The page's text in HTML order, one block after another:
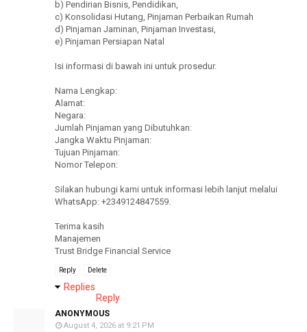
b) Pendirian Bisnis, Pendidikan,
c) Konsolidasi Hutang, Pinjaman Perbaikan Rumah
d) Pinjaman Jaminan, Pinjaman Investasi,
e) Pinjaman Persiapan Natal
Isi informasi di bawah ini untuk prosedur.
Nama Lengkap:
Alamat:
Negara:
Jumlah Pinjaman yang Dibutuhkan:
Jangka Waktu Pinjaman:
Tujuan Pinjaman:
Nomor Telepon:
Silakan hubungi kami untuk informasi lebih lanjut melalui
WhatsApp: +2349124847559.
Terima kasih
Manajemen
Trust Bridge Financial Service
Reply Delete
Replies
Reply
ANONYMOUS
August 4, 2026 at 9:21 PM